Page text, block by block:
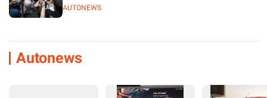
AUTONEWS
Autonews